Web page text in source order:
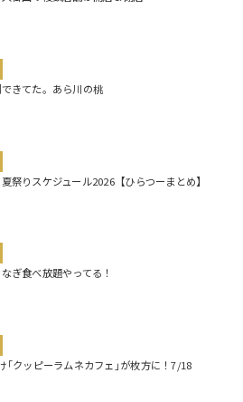
きてた。あら川の桃
祭りスケジュール2026【ひらつーまとめ】
ぎ食べ放題やってる！
｢クッピーラムネカフェ｣が枚方に！7/18